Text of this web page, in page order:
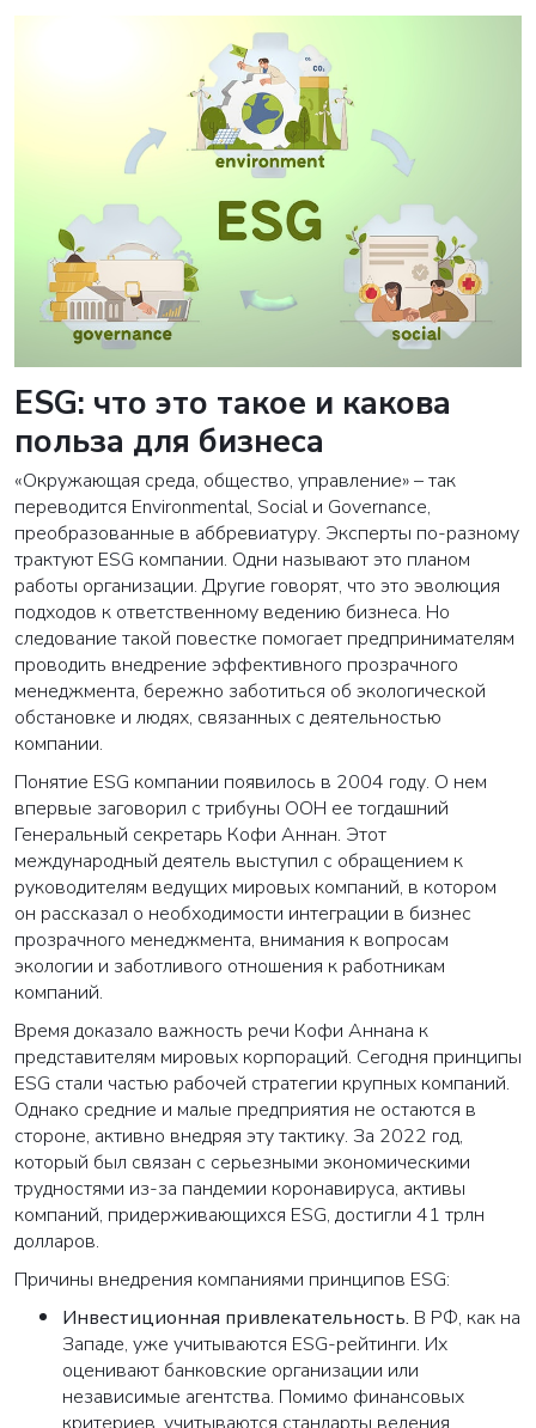
ESG: что это такое и какова
польза для бизнеса
«Окружающая среда, общество, управление» – так
переводится Environmental, Social и Governance,
преобразованные в аббревиатуру. Эксперты по-разному
трактуют ESG компании. Одни называют это планом
работы организации. Другие говорят, что это эволюция
подходов к ответственному ведению бизнеса. Но
следование такой повестке помогает предпринимателям
проводить внедрение эффективного прозрачного
менеджмента, бережно заботиться об экологической
обстановке и людях, связанных с деятельностью
компании.
Понятие ESG компании появилось в 2004 году. О нем
впервые заговорил с трибуны ООН ее тогдашний
Генеральный секретарь Кофи Аннан. Этот
международный деятель выступил с обращением к
руководителям ведущих мировых компаний, в котором
он рассказал о необходимости интеграции в бизнес
прозрачного менеджмента, внимания к вопросам
экологии и заботливого отношения к работникам
компаний.
Время доказало важность речи Кофи Аннана к
представителям мировых корпораций. Сегодня принципы
ESG стали частью рабочей стратегии крупных компаний.
Однако средние и малые предприятия не остаются в
стороне, активно внедряя эту тактику. За 2022 год,
который был связан с серьезными экономическими
трудностями из-за пандемии коронавируса, активы
компаний, придерживающихся ESG, достигли 41 трлн
долларов.
Причины внедрения компаниями принципов ESG:
Инвестиционная привлекательность. В РФ, как на
Западе, уже учитываются ESG-рейтинги. Их
оценивают банковские организации или
независимые агентства. Помимо финансовых
критериев, учитываются стандарты ведения